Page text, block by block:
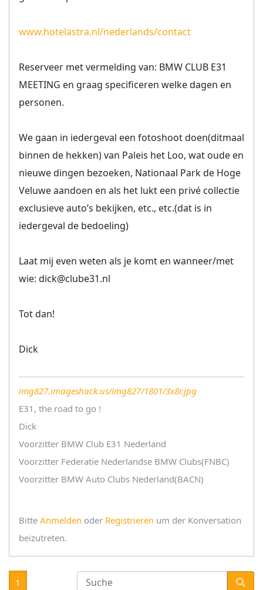
www.hotelastra.nl/nederlands/contact
Reserveer met vermelding van: BMW CLUB E31
MEETING en graag specificeren welke dagen en
personen.
We gaan in iedergeval een fotoshoot doen(ditmaal
binnen de hekken) van Paleis het Loo, wat oude en
nieuwe dingen bezoeken, Nationaal Park de Hoge
Veluwe aandoen en als het lukt een privé collectie
exclusieve auto’s bekijken, etc., etc.(dat is in
iedergeval de bedoeling)
Laat mij even weten als je komt en wanneer/met
wie: dick@clube31.nl
Tot dan!
Dick
img827.imageshack.us/img827/1801/3x8r.jpg
E31, the road to go !
Dick
Voorzitter BMW Club E31 Nederland
Voorzitter Federatie Nederlandse BMW Clubs(FNBC)
Voorzitter BMW Auto Clubs Nederland(BACN)
Bitte Anmelden oder Registrieren um der Konversation
beizutreten.
1